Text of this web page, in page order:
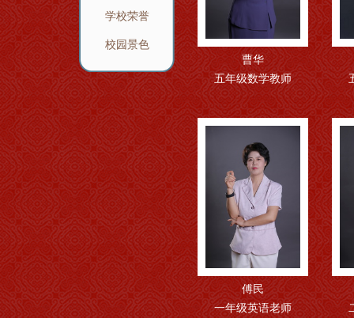
学校荣誉
校园景色
曹华
五年级数学教师
傅民
一年级英语老师